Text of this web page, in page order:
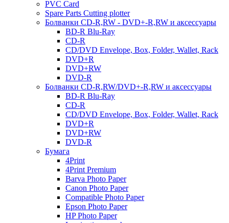
PVC Card
Spare Parts Cutting plotter
Болванки CD-R,RW - DVD+-R,RW и аксессуары
BD-R Blu-Ray
CD-R
CD/DVD Envelope, Box, Folder, Wallet, Rack
DVD+R
DVD+RW
DVD-R
Болванки CD-R,RW/DVD+-R,RW и аксессуары
BD-R Blu-Ray
CD-R
CD/DVD Envelope, Box, Folder, Wallet, Rack
DVD+R
DVD+RW
DVD-R
Бумага
4Print
4Print Premium
Barva Photo Paper
Canon Photo Paper
Compatible Photo Paper
Epson Photo Paper
HP Photo Paper